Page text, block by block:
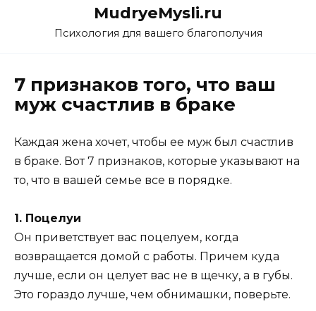
MudryeMysli.ru
Психология для вашего благополучия
7 признаков того, что ваш
муж счастлив в браке
Каждая жена хочет, чтобы ее муж был счастлив
в браке. Вот 7 признаков, которые указывают на
то, что в вашей семье все в порядке.
1. Поцелуи
Он приветствует вас поцелуем, когда
возвращается домой с работы. Причем куда
лучше, если он целует вас не в щечку, а в губы.
Это гораздо лучше, чем обнимашки, поверьте.